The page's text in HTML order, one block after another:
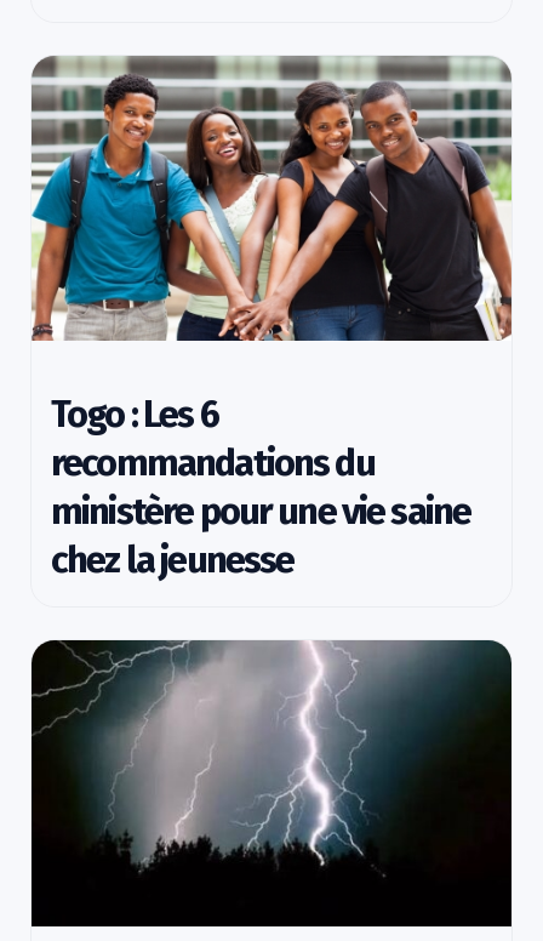
Togo : Les 6
recommandations du
ministère pour une vie saine
chez la jeunesse